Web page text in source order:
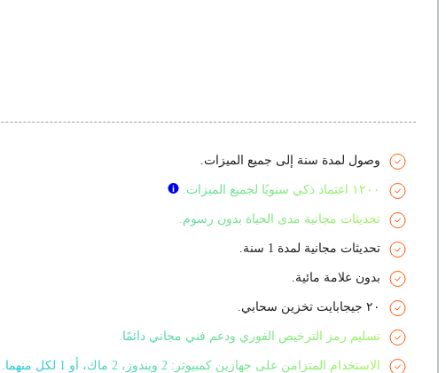
وصول لمدة سنة إلى جميع الميزات.
١٢٠٠ اعتماد ذكي سنويًا لجميع الميزات.
تحديثات مجانية مدى الحياة بدون رسوم.
تحديثات مجانية لمدة 1 سنة.
بدون علامة مائية.
٢٠ جيجابايت تخزين سحابي.
تسليم رمز الترخيص الفوري ودعم فني مجاني دائمًا.
الاستخدام المتزامن على جهازين كمبيوتر: 2 ويندوز، 2 ماك، أو 1 لكل منهما.